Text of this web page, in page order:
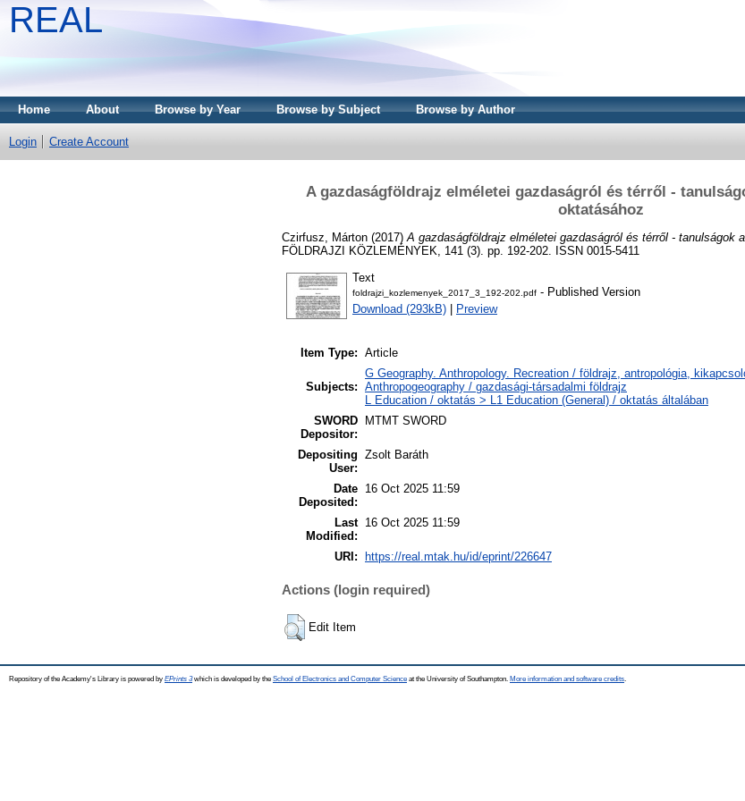
REAL
Home About Browse by Year Browse by Subject Browse by Author
Login Create Account
A gazdaságföldrajz elméletei gazdaságról és térről -
oktatásához
Czirfusz, Márton (2017) A gazdaságföldrajz elméletei gazdaságról és térről - tanulságok
FÖLDRAJZI KÖZLEMÉNYEK, 141 (3). pp. 192-202. ISSN 0015-5411
Text
foldrajzi_kozlemenyek_2017_3_192-202.pdf - Published Version
Download (293kB)
Preview
Item Type: Article
Subjects:
G Geography. Anthropology. Recreation / földrajz, antropológia,
Anthropogeography / gazdasági-társadalmi földrajz
L Education / oktatás > L1 Education (General) / oktatás általában
SWORD
Depositor:
MTMT SWORD
Depositing
User:
Zsolt Baráth
Date
Deposited:
16 Oct 2025 11:59
Last
Modified:
16 Oct 2025 11:59
URI: https://real.mtak.hu/id/eprint/226647
Actions (login required)
Edit Item
Repository of the Academy's Library is powered by EPrints 3which is developed by the School of Electronics and Computer Science at the University of Southampton. More information and software credits